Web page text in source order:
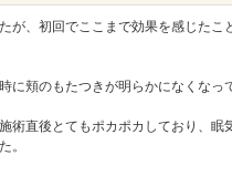
、初回でここまで効果を感じたこ
に頬のもたつきが明らかになくな
術直後とてもポカポカしており、眠
。